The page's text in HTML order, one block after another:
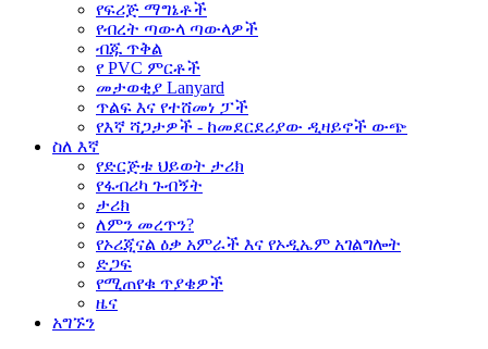
የፍሪጅ ማግኔቶች
የብረት ጣውላ ጣውላዎች
ብጁ ጥቅል
የ PVC ምርቶች
መታወቂያ Lanyard
ጥልፍ እና የተሸመነ ፓች
የእኛ ሻጋታዎች - ከመደርደሪያው ዲዛይኖች ውጭ
ስለ እኛ
የድርጅቱ ህይወት ታሪክ
የፋብሪካ ጉብኝት
ታሪክ
ለምን መረጥን?
የኦሪጂናል ዕቃ አምራች እና የኦዲኤም አገልግሎት
ድጋፍ
የሚጠየቁ ጥያቄዎች
ዜና
አግኙን